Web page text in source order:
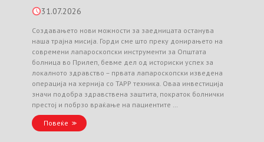
31.07.2026
Создавањето нови можности за заедницата останува
наша трајна мисија. Горди сме што преку донирањето на
современи лапароскопски инструменти за Општата
болница во Прилеп, бевме дел од историски успех за
локалното здравство – првата лапароскопски изведена
операција на хернија со TAPP техника. Оваа инвестиција
значи подобра здравствена заштита, пократок болнички
престој и побрзо враќање на пациентите …
Повеќе